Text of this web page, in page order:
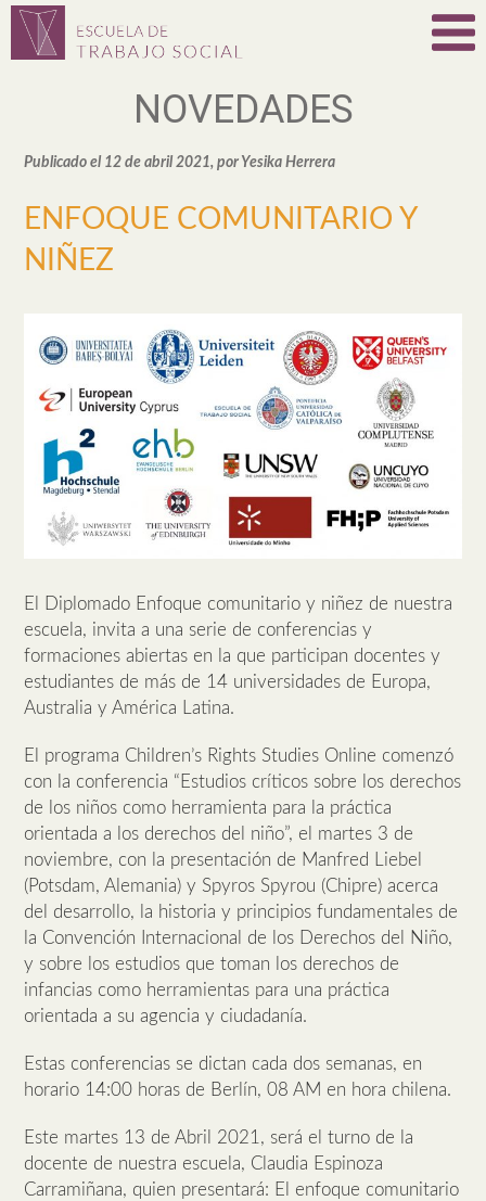
NOVEDADES
Publicado el 12 de abril 2021, por Yesika Herrera
ENFOQUE COMUNITARIO Y
NIÑEZ
El Diplomado Enfoque comunitario y niñez de nuestra
escuela, invita a una serie de conferencias y
formaciones abiertas en la que participan docentes y
estudiantes de más de 14 universidades de Europa,
Australia y América Latina.
El programa Children’s Rights Studies Online comenzó
con la conferencia “Estudios críticos sobre los derechos
de los niños como herramienta para la práctica
orientada a los derechos del niño”, el martes 3 de
noviembre, con la presentación de Manfred Liebel
(Potsdam, Alemania) y Spyros Spyrou (Chipre) acerca
del desarrollo, la historia y principios fundamentales de
la Convención Internacional de los Derechos del Niño,
y sobre los estudios que toman los derechos de
infancias como herramientas para una práctica
orientada a su agencia y ciudadanía.
Estas conferencias se dictan cada dos semanas, en
horario 14:00 horas de Berlín, 08 AM en hora chilena.
Este martes 13 de Abril 2021, será el turno de la
docente de nuestra escuela, Claudia Espinoza
Carramiñana, quien presentará: El enfoque comunitario